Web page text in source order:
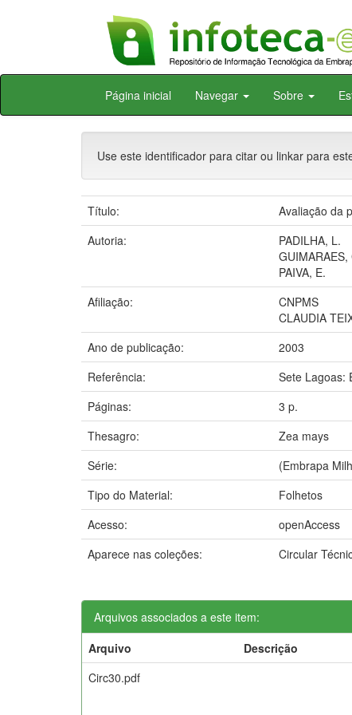
Skip
Página inicial Navegar Sobre
Use este identificador para citar ou linkar para
Título:
Avaliação da
Autoria:
PADILHA, L.
GUIMARAES,
PAIVA, E.
Afiliação:
CNPMS
CLAUDIA
Ano de publicação:
2003
Referência:
Sete Lagoas:
Páginas:
3 p.
Thesagro:
Zea mays
Série:
(Embrapa
Tipo do Material:
Folhetos
Acesso:
openAccess
Aparece nas coleções:
Circular
Arquivos associados a este item:
Arquivo
Descrição
Circ30.pdf